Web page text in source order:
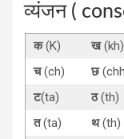
व्यंजन (
क(K) ख(kh)
च(ch) छ
ट(ta) ठ(th)
त(ta) थ(th)